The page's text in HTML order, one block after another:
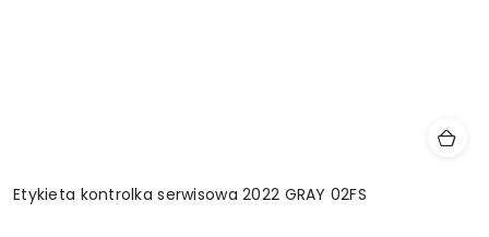
Etykieta kontrolka serwisowa 2022 GRAY 02FS